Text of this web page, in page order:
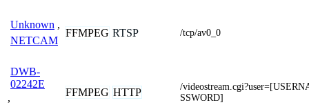
Unknown ,
NETCAM
FFMPEG RTSP /tcp/av0_0
DWB-
02242E
,
FFMPEG HTTP
/
SSWORD]